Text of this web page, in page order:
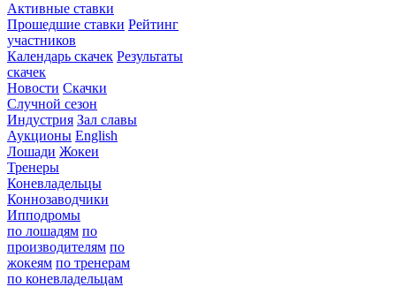
Активные ставки
Прошедшие ставки Рейтинг
участников
Календарь скачек Результаты
скачек
Новости Скачки
Случной сезон
Индустрия Зал славы
Аукционы English
Лошади Жокеи
Тренеры
Коневладельцы
Коннозаводчики
Ипподромы
по лошадям по
производителям по
жокеям по тренерам
по коневладельцам